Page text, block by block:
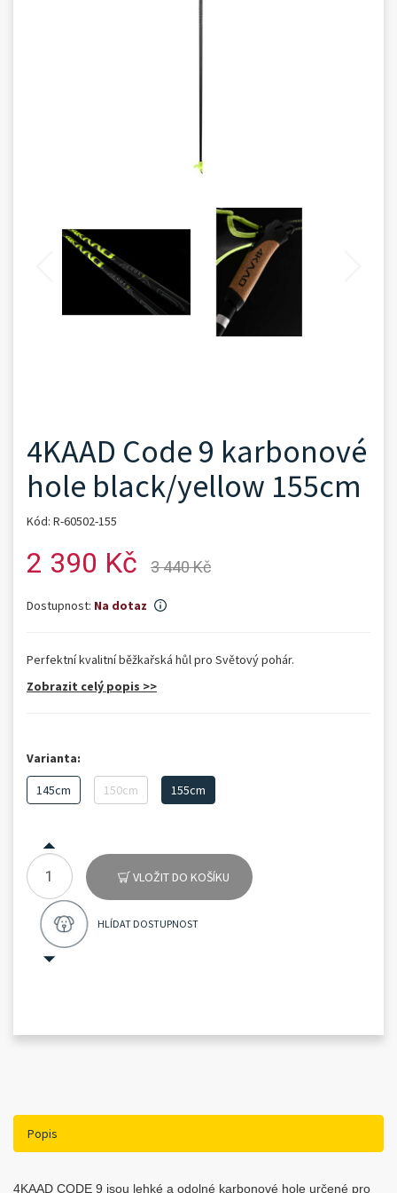
4KAAD Code 9 karbonové
hole black/yellow 155cm
Kód: R-60502-155
2 390 Kč 3 440 Kč
Dostupnost: Na dotaz
Perfektní kvalitní běžkařská hůl pro Světový pohár.
Zobrazit celý popis >>
Varianta:
145cm
150cm 155cm
VLOŽIT DO KOŠÍKU
HLÍDAT DOSTUPNOST
Popis
4KAAD CODE 9 jsou lehké a odolné karbonové hole určené pro